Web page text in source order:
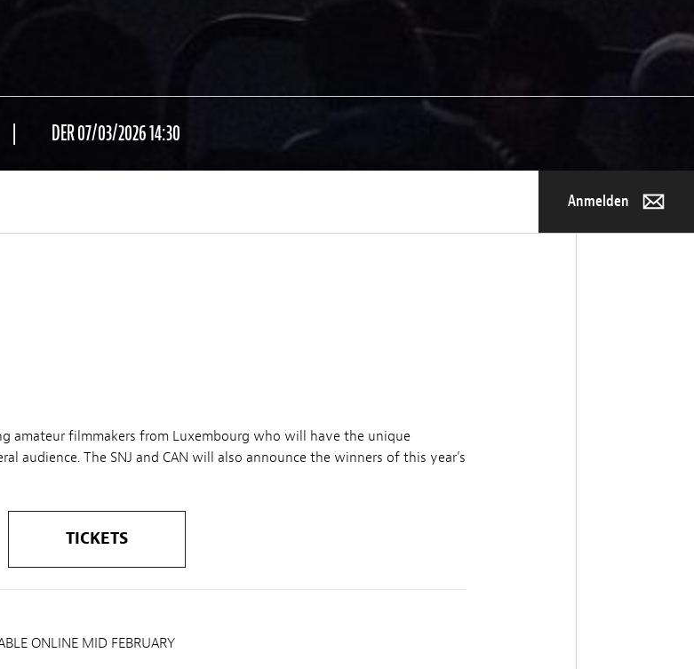
DER 07/03/2026 14:30
Anmelden
amateur filmmakers from Luxembourg who will have the unique
audience. The SNJ and CAN will also announce the winners of this year’s
TICKETS
ONLINE MID FEBRUARY